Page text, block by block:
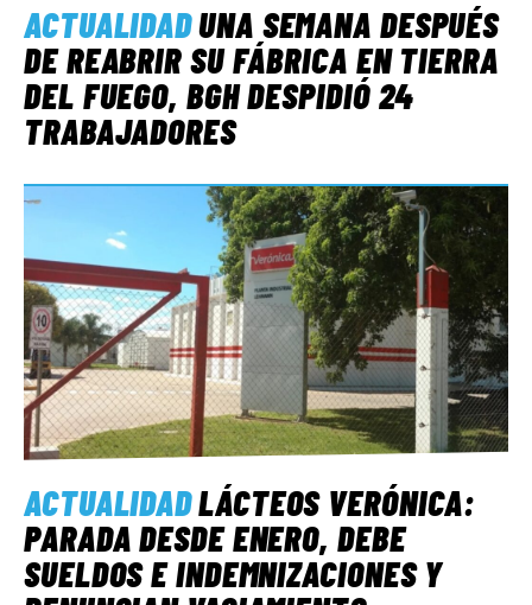
ACTUALIDADUNA SEMANA DESPUÉS
DE REABRIR SU FÁBRICA EN TIERRA
DEL FUEGO, BGH DESPIDIÓ 24
TRABAJADORES
ACTUALIDADLÁCTEOS VERÓNICA:
PARADA DESDE ENERO, DEBE
SUELDOS E INDEMNIZACIONES Y